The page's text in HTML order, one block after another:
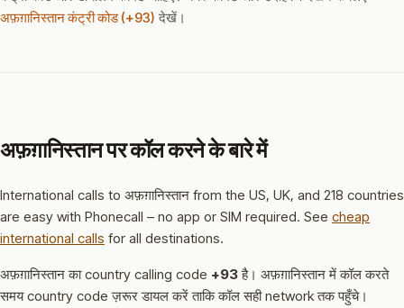
अफ़ग़ानिस्तान कंट्री कोड (+93) देखें।
अफ़ग़ानिस्तान पर कॉल करने के बारे में
International calls to अफ़ग़ानिस्तान from the US, UK, and 218 countries
are easy with Phonecall – no app or SIM required. See cheap
international calls for all destinations.
अफ़ग़ानिस्तान का country calling code +93है। अफ़ग़ानिस्तान में कॉल करते
समय country code ज़रूर डायल करें ताकि कॉल सही network तक पहुँचे।